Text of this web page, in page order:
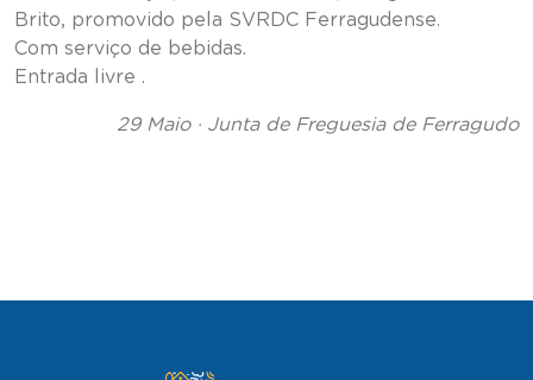
Brito, promovido pela SVRDC Ferragudense.
Com serviço de bebidas.
Entrada livre .
29 Maio · Junta de Freguesia de Ferragudo